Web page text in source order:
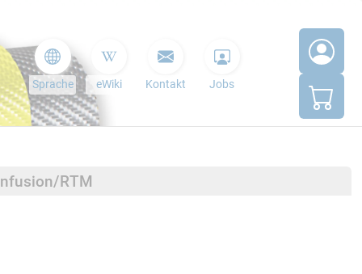
Sprache eWiki Kontakt Jobs
RTM